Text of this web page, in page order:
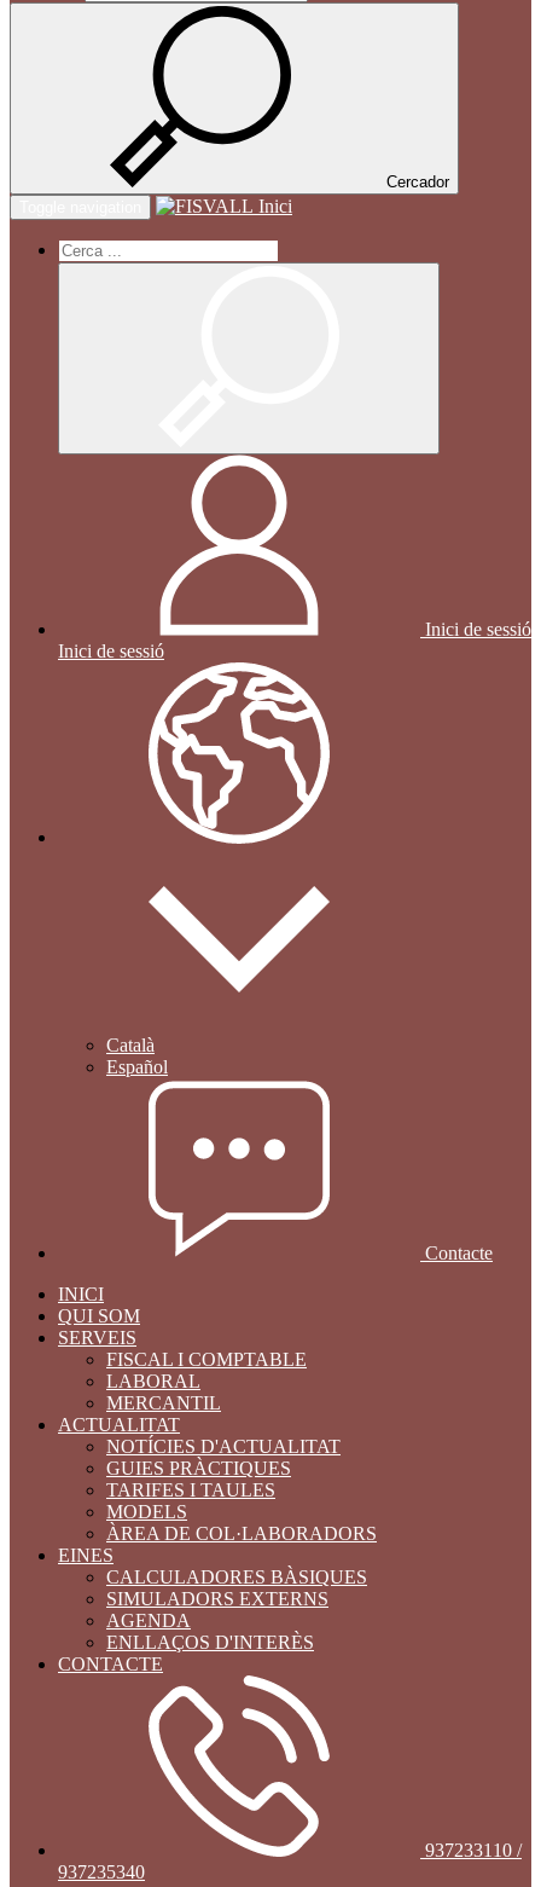
Cercador
Inici
Inici de sessió
Inici de sessió
Català
Español
Contacte
INICI
QUI SOM
SERVEIS
FISCAL I COMPTABLE
LABORAL
MERCANTIL
ACTUALITAT
NOTÍCIES D'ACTUALITAT
GUIES PRÀCTIQUES
TARIFES I TAULES
MODELS
ÀREA DE COL·LABORADORS
EINES
CALCULADORES BÀSIQUES
SIMULADORS EXTERNS
AGENDA
ENLLAÇOS D'INTERÈS
CONTACTE
937233110 /
937235340